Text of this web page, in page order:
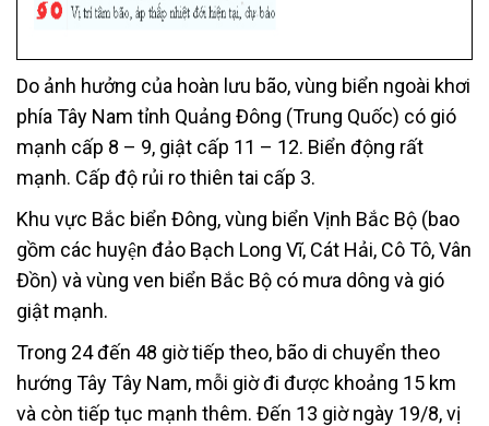
Do ảnh hưởng của hoàn lưu bão, vùng biển ngoài khơi
phía Tây Nam tỉnh Quảng Đông (Trung Quốc) có gió
mạnh cấp 8 – 9, giật cấp 11 – 12. Biển động rất
mạnh. Cấp độ rủi ro thiên tai cấp 3.
Khu vực Bắc biển Đông, vùng biển Vịnh Bắc Bộ (bao
gồm các huyện đảo Bạch Long Vĩ, Cát Hải, Cô Tô, Vân
Đồn) và vùng ven biển Bắc Bộ có mưa dông và gió
giật mạnh.
Trong 24 đến 48 giờ tiếp theo, bão di chuyển theo
hướng Tây Tây Nam, mỗi giờ đi được khoảng 15 km
và còn tiếp tục mạnh thêm. Đến 13 giờ ngày 19/8, vị